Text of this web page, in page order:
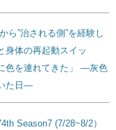
ら”治される側”を経験し
身体の再起動スイッ
色を連れてきた」 ―灰色
た日―
Season7 (7/28~8/2）